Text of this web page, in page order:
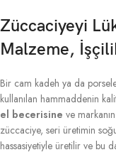
Züccaciyeyi
Malzeme,
Bir cam kadeh ya da
kullanılan hammaddenin
el becerisine ve
züccaciye, seri üretimin
hassasiyetiyle üretilir ve bu